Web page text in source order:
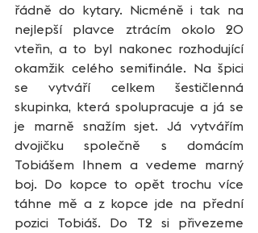
řádně do kytary. Nicméně i tak na
nejlepší plavce ztrácím okolo 20
vteřin, a to byl nakonec rozhodující
okamžik celého semifinále. Na špici
se vytváří celkem šestičlenná
skupinka, která spolupracuje a já se
je marně snažím sjet. Já vytvářím
dvojičku společně s domácím
Tobiášem Ihnem a vedeme marný
boj. Do kopce to opět trochu více
táhne mě a z kopce jde na přední
pozici Tobiáš. Do T2 si přivezeme